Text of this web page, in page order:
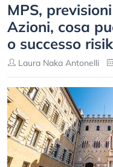
MPS,
Azioni, cosa
o successo
Laura Naka Antonelli